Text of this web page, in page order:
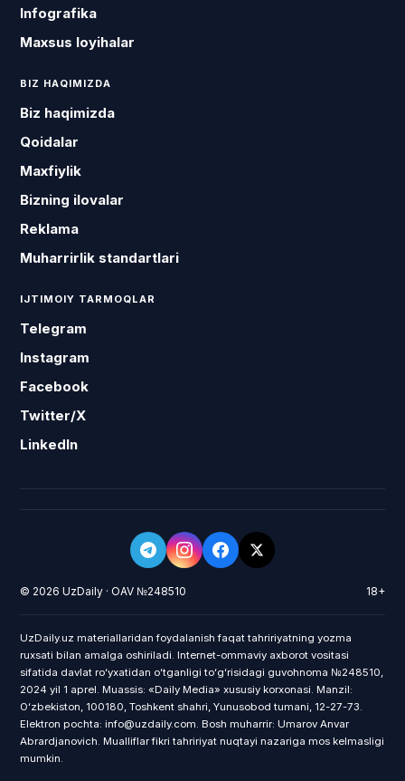
Infografika
Maxsus loyihalar
BIZ HAQIMIZDA
Biz haqimizda
Qoidalar
Maxfiylik
Bizning ilovalar
Reklama
Muharrirlik standartlari
IJTIMOIY TARMOQLAR
Telegram
Instagram
Facebook
Twitter/X
LinkedIn
© 2026 UzDaily · OAV №248510 18+
UzDaily.uz materiallaridan foydalanish faqat tahririyatning yozma
ruxsati bilan amalga oshiriladi. Internet-ommaviy axborot vositasi
sifatida davlat roʻyxatidan oʻtganligi toʻgʻrisidagi guvohnoma №248510,
2024 yil 1 aprel. Muassis: «Daily Media» xususiy korxonasi. Manzil:
Oʻzbekiston, 100180, Toshkent shahri, Yunusobod tumani, 12-27-73.
Elektron pochta: info@uzdaily.com. Bosh muharrir: Umarov Anvar
Abrardjanovich. Mualliflar fikri tahririyat nuqtayi nazariga mos kelmasligi
mumkin.